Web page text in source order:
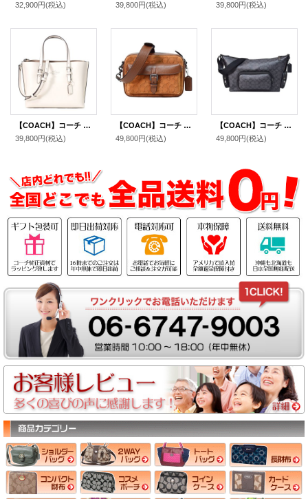
32,900円(税込)
39,800円(税込)
39,800円(税込)
【COACH】コーチ バッグ トート レザー モリー 25 ロゴ 2WAY クロスボディ 斜め掛け ショルダー ハンドバッグ チャーク（日本未発売）
39,800円(税込)
【COACH】コーチ メンズ バッグ スエード ぺブルレザー シグネチャー ワーナー クロスボディ 2WAY 斜め掛け クラッチ ショルダーバッグ キャラメルサドル〔日本未発売〕
49,800円(税込)
【COACH】コーチ メンズ バッグ コーティングキャンバス レザー シグネチャー ロゴ フィン クロスボディ 斜め掛け ショルダーバッグ チャコール×ブラック〔日本未発売〕
49,800円(税込)